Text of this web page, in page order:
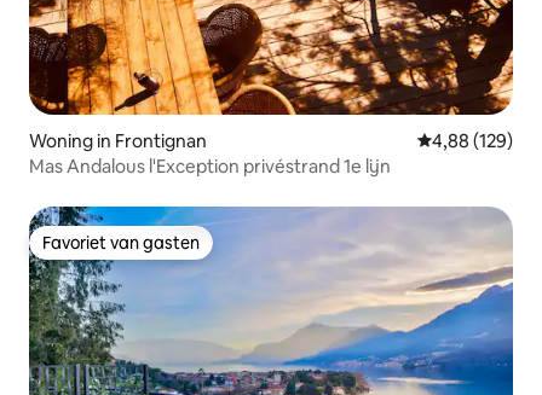
Woning in Frontignan Gemiddelde
4,88 (129)
Mas Andalous l'Exception privéstrand 1e lijn
Favoriet van gasten
Favoriet van gasten